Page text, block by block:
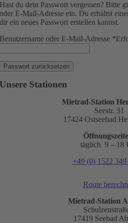
Hast du dein Passwort vergessen? Bitte
oder E-Mail-Adresse ein. Du erhältst
dir ein neues Passwort erstellen kannst.
Benutzername oder E-Mail-Adresse *
Passwort zurücksetzen
Unsere Stationen
Mietrad-Station
Seestr. 31
17424 Ostseebad
täglich 9 – 18
+49 (0) 1522
Route
Mietrad-Station
17419 Seebad